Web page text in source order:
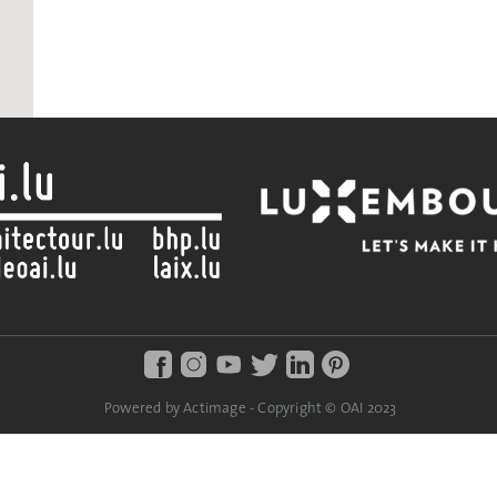
Powered by Actimage - Copyright © OAI 2023